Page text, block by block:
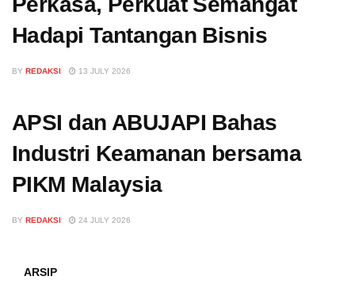
Hadapi Tantangan Bisnis
BY REDAKSI 13 JULY 2026
APSI dan ABUJAPI Bahas
Industri Keamanan bersama
PIKM Malaysia
BY REDAKSI 24 JULY 2026
ARSIP